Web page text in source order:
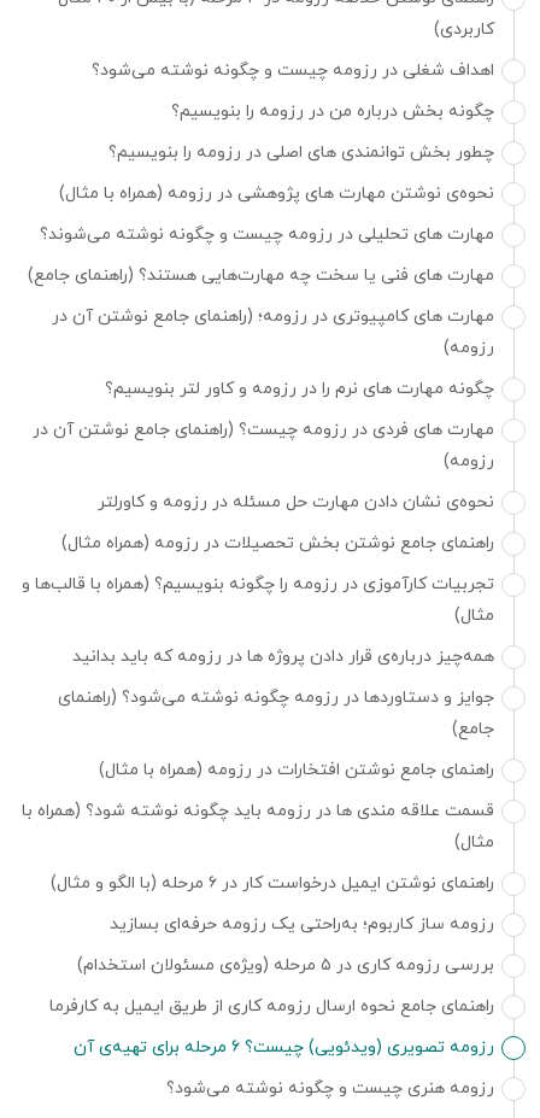
کاربردی)
اهداف شغلی در رزومه چیست و چگونه نوشته می‌شود؟
چگونه بخش درباره من در رزومه را بنویسیم؟
چطور بخش توانمندی های اصلی در رزومه را بنویسیم؟
نحوه‌ی نوشتن مهارت های پژوهشی در رزومه (همراه با مثال)
مهارت های تحلیلی در رزومه چیست و چگونه نوشته می‌شوند؟
مهارت های فنی یا سخت چه مهارت‌هایی هستند؟ (راهنمای جامع)
مهارت های کامپیوتری در رزومه؛ (راهنمای جامع نوشتن آن در
رزومه)
چگونه مهارت های نرم را در رزومه و کاور لتر بنویسیم؟
مهارت های فردی در رزومه چیست؟ (راهنمای جامع نوشتن آن در
رزومه)
نحوه‌ی نشان دادن مهارت حل مسئله در رزومه و کاورلتر
راهنمای جامع نوشتن بخش تحصیلات در رزومه (همراه مثال)
تجربیات کارآموزی در رزومه را چگونه بنویسیم؟ (همراه با قالب‌ها و
مثال)
همه‌چیز درباره‌ی قرار دادن پروژه ها در رزومه که باید بدانید
جوایز و دستاوردها در رزومه چگونه نوشته می‌شود؟ (راهنمای
جامع)
راهنمای جامع نوشتن افتخارات در رزومه (همراه با مثال)
قسمت علاقه مندی ها در رزومه باید چگونه نوشته شود؟ (همراه با
مثال)
راهنمای نوشتن ایمیل درخواست کار در ۶ مرحله (با الگو و مثال)
رزومه ساز کاربوم؛ به‌راحتی یک رزومه حرفه‌ای بسازید
بررسی رزومه کاری در ۵ مرحله (ویژه‌ی مسئولان استخدام)
راهنمای جامع نحوه ارسال رزومه کاری از طریق ایمیل به کارفرما
رزومه تصویری (ویدئویی) چیست؟ ۶ مرحله برای تهیه‌ی آن
رزومه هنری چیست و چگونه نوشته می‌شود؟